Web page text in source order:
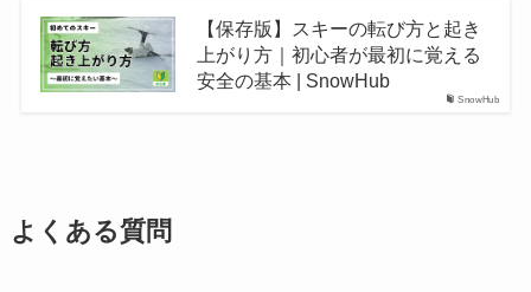
SnowHub
【保存版】スキーの転び方と起き
上がり方｜初心者が最初に覚える
安全の基本 | SnowHub
よくある質問